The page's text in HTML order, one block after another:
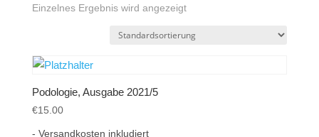
Einzelnes Ergebnis wird angezeigt
Podologie, Ausgabe 2021/5
€15.00
- Versandkosten inkludiert